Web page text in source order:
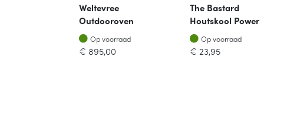
Weltevree
Outdooroven
Cortenstaal
Op voorraad
Op voorraad
€ 895,00
The Bastard
Houtskool Power
Mix 7.5kg
Op voorraad
Op voorraad
€ 23,95